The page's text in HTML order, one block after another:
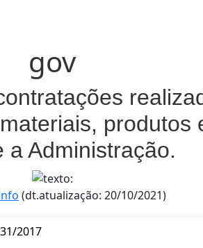
gov
produtos
a Administração.
(dt.atualização: 20/10/2021)
2017